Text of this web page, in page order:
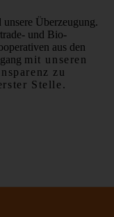
Überzeugung.
und Bio-
aus den
mit unseren
zu
Stelle.